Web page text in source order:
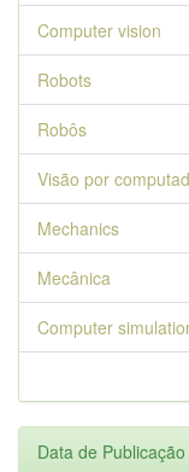
Computer vision
Robots
Robôs
Visão por
Mechanics
Mecânica
Computer
Data de Publicação